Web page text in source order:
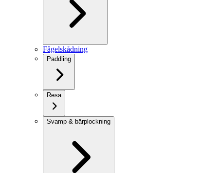
Fågelskådning
Paddling
Resa
Svamp & bärplockning